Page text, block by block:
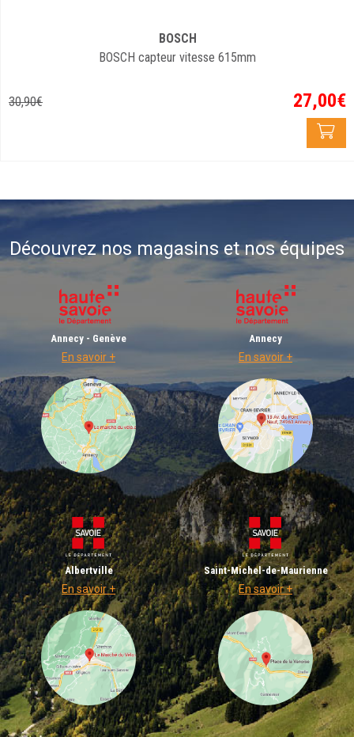
BOSCH
BOSCH capteur vitesse 615mm
30,90€ 27,00€
Découvrez nos magasins et nos équipes
Annecy - Genève
En savoir +
Annecy
En savoir +
Albertville
En savoir +
Saint-Michel-de-Maurienne
En savoir +